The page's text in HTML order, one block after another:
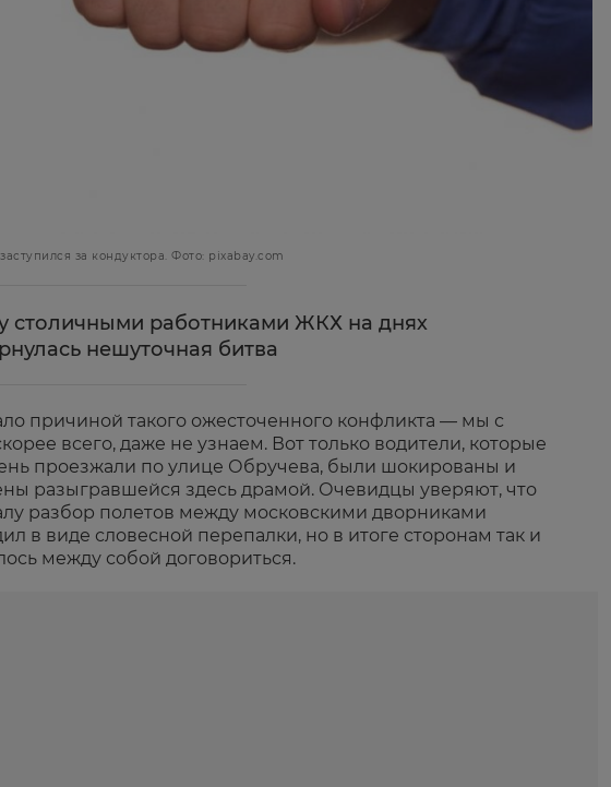
за кондуктора. Фото: pixabay.com
столичными работниками ЖКХ на днях
нешуточная битва
причиной такого ожесточенного конфликта — мы с
всего, даже не узнаем. Вот только водители, которые
проезжали по улице Обручева, были шокированы и
разыгравшейся здесь драмой. Очевидцы уверяют, что
разбор полетов между московскими дворниками
в виде словесной перепалки, но в итоге сторонам так и
между собой договориться.